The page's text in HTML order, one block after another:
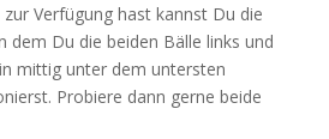
Verfügung hast kannst Du die
dem Du die beiden Bälle links und
mittig unter dem untersten
Probiere dann gerne beide